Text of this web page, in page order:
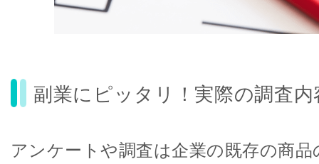
副業にピッタリ！実際の調査
アンケートや調査は企業の既存の商